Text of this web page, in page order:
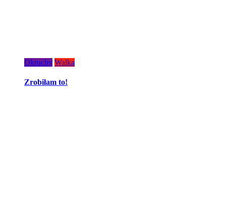
Okruchy Walka
Zrobiłam to!